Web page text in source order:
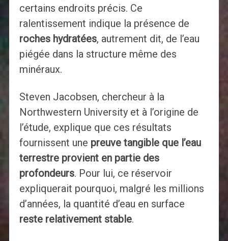
certains endroits précis. Ce
ralentissement indique la présence de
roches hydratées, autrement dit, de l’eau
piégée dans la structure même des
minéraux.
Steven Jacobsen, chercheur à la
Northwestern University et à l’origine de
l’étude, explique que ces résultats
fournissent une preuve tangible que l’eau
terrestre provient en partie des
profondeurs. Pour lui, ce réservoir
expliquerait pourquoi, malgré les millions
d’années, la quantité d’eau en surface
reste relativement stable.